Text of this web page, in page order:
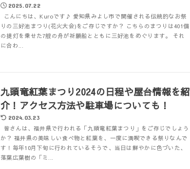
2025.07.22
こんにちは、Kuroです♪ 愛知県みよし市で開催される伝統的なお祭
りの三好池まつり(花火大会)をご存じですか？ こちらのまつりは401個
の提灯を乗せた7艘の舟が祈願船とともに三好池をめぐります。 それ
に合わ...
九頭竜紅葉まつり2024の日程や屋台情報を紹
介！アクセス方法や駐車場についても！
2024.03.23
皆さんは、福井県で行われる「九頭竜紅葉まつり」をご存じでしょう
か？ 福井県の美味しい食べ物と紅葉を、一度に満喫できる祭りなんで
す！毎年10月下旬に行われているそうで、当日は鮮やかに色づいた、
落葉広葉樹の「ミ...